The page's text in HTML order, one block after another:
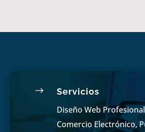
$ Servicios
Diseño Web
Comercio Electrónico,